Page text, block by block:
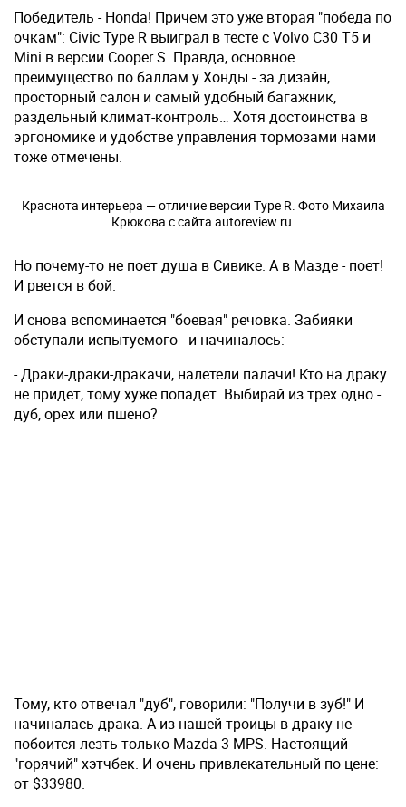
Победитель - Honda! Причем это уже вторая "победа по
очкам": Civic Type R выиграл в тесте с Volvo C30 T5 и
Mini в версии Cooper S. Правда, основное
преимущество по баллам у Хонды - за дизайн,
просторный салон и самый удобный багажник,
раздельный климат-контроль… Хотя достоинства в
эргономике и удобстве управления тормозами нами
тоже отмечены.
Краснота интерьера — отличие версии Type R. Фото Михаила
Крюкова с сайта autoreview.ru.
Но почему-то не поет душа в Сивике. А в Мазде - поет!
И рвется в бой.
И снова вспоминается "боевая" речовка. Забияки
обступали испытуемого - и начиналось:
- Драки-драки-дракачи, налетели палачи! Кто на драку
не придет, тому хуже попадет. Выбирай из трех одно -
дуб, орех или пшено?
Тому, кто отвечал "дуб", говорили: "Получи в зуб!" И
начиналась драка. А из нашей троицы в драку не
побоится лезть только Mazda 3 MPS. Настоящий
"горячий" хэтчбек. И очень привлекательный по цене:
от $33980.